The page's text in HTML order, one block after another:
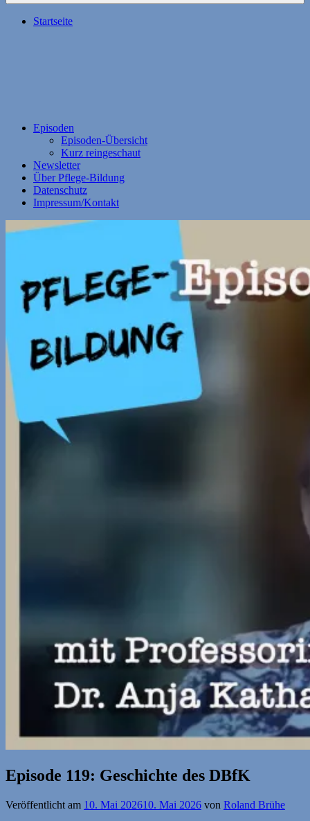
Startseite
Episoden
Episoden-Übersicht
Kurz reingeschaut
Newsletter
Über Pflege-Bildung
Datenschutz
Impressum/Kontakt
Episode 119: Geschichte des DBfK
Veröffentlicht am 10. Mai 202610. Mai 2026 von Roland Brühe